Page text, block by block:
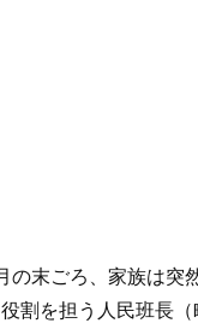
の末ごろ、家族は突
割を担う人民班長